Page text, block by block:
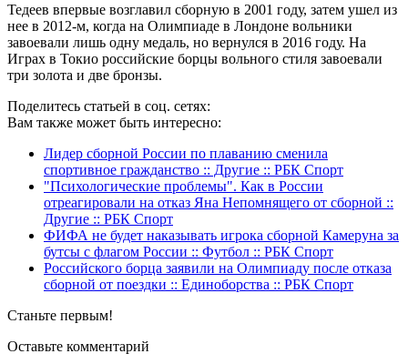
Тедеев впервые возглавил сборную в 2001 году, затем ушел из
нее в 2012-м, когда на Олимпиаде в Лондоне вольники
завоевали лишь одну медаль, но вернулся в 2016 году. На
Играх в Токио российские борцы вольного стиля завоевали
три золота и две бронзы.
Поделитесь статьей в соц. сетях:
Вам также может быть интересно:
Лидер сборной России по плаванию сменила
спортивное гражданство :: Другие :: РБК Спорт
"Психологические проблемы". Как в России
отреагировали на отказ Яна Непомнящего от сборной ::
Другие :: РБК Спорт
ФИФА не будет наказывать игрока сборной Камеруна за
бутсы с флагом России :: Футбол :: РБК Спорт
Российского борца заявили на Олимпиаду после отказа
сборной от поездки :: Единоборства :: РБК Спорт
Станьте первым!
Оставьте комментарий